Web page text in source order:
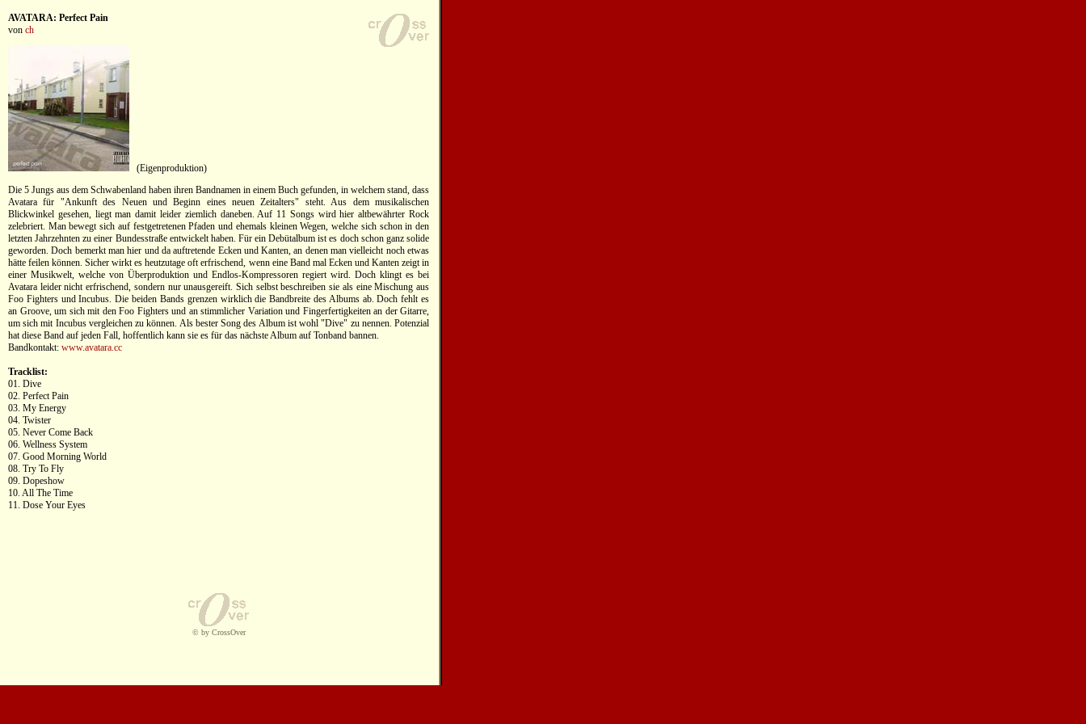
AVATARA: Perfect Pain
von ch
(Eigenproduktion)
Die 5 Jungs aus dem Schwabenland haben ihren Bandnamen in einem Buch gefunden, in welchem stand, dass
Avatara für "Ankunft des Neuen und Beginn eines neuen Zeitalters" steht. Aus dem musikalischen
Blickwinkel gesehen, liegt man damit leider ziemlich daneben. Auf 11 Songs wird hier altbewährter Rock
zelebriert. Man bewegt sich auf festgetretenen Pfaden und ehemals kleinen Wegen, welche sich schon in den
letzten Jahrzehnten zu einer Bundesstraße entwickelt haben. Für ein Debütalbum ist es doch schon ganz solide
geworden. Doch bemerkt man hier und da auftretende Ecken und Kanten, an denen man vielleicht noch etwas
hätte feilen können. Sicher wirkt es heutzutage oft erfrischend, wenn eine Band mal Ecken und Kanten zeigt in
einer Musikwelt, welche von Überproduktion und Endlos-Kompressoren regiert wird. Doch klingt es bei
Avatara leider nicht erfrischend, sondern nur unausgereift. Sich selbst beschreiben sie als eine Mischung aus
Foo Fighters und Incubus. Die beiden Bands grenzen wirklich die Bandbreite des Albums ab. Doch fehlt es
an Groove, um sich mit den Foo Fighters und an stimmlicher Variation und Fingerfertigkeiten an der Gitarre,
um sich mit Incubus vergleichen zu können. Als bester Song des Album ist wohl "Dive" zu nennen. Potenzial
hat diese Band auf jeden Fall, hoffentlich kann sie es für das nächste Album auf Tonband bannen.
Bandkontakt: www.avatara.cc
Tracklist:
01. Dive
02. Perfect Pain
03. My Energy
04. Twister
05. Never Come Back
06. Wellness System
07. Good Morning World
08. Try To Fly
09. Dopeshow
10. All The Time
11. Dose Your Eyes
© by CrossOver